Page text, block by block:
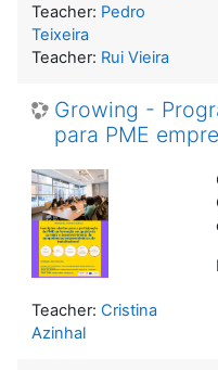
Teacher: Pedro
Teixeira
Teacher: Rui Vieira
Growing -
para PME
Teacher: Cristina
Azinhal